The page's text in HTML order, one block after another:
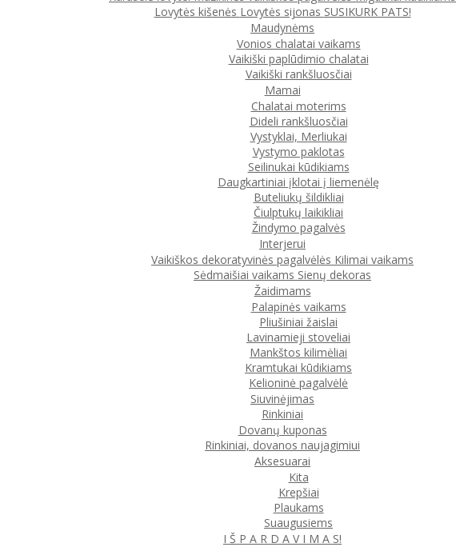
Lovytės kišenės Lovytės sijonas SUSIKURK PATS!
Maudynėms
Vonios chalatai vaikams
Vaikiški paplūdimio chalatai
Vaikiški rankšluosčiai
Mamai
Chalatai moterims
Dideli rankšluosčiai
Vystyklai, Merliukai
Vystymo paklotas
Seilinukai kūdikiams
Daugkartiniai įklotai į liemenėlę
Buteliukų šildikliai
Čiulptukų laikikliai
Žindymo pagalvės
Interjerui
Vaikiškos dekoratyvinės pagalvėlės Kilimai vaikams
Sėdmaišiai vaikams Sienų dekoras
Žaidimams
Palapinės vaikams
Pliušiniai žaislai
Lavinamieji stoveliai
Mankštos kilimėliai
Kramtukai kūdikiams
Kelioninė pagalvėlė
Siuvinėjimas
Rinkiniai
Dovanų kuponas
Rinkiniai, dovanos naujagimiui
Aksesuarai
Kita
Krepšiai
Plaukams
Suaugusiems
I Š P A R D A V I M A S!